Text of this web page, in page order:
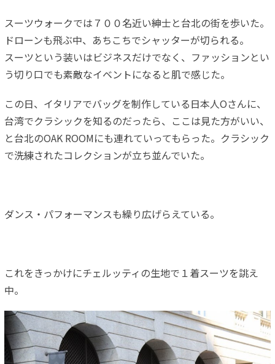
スーツウォークでは７００名近い紳士と台北の街を歩いた。
ドローンも飛ぶ中、あちこちでシャッターが切られる。
スーツという装いはビジネスだけでなく、ファッションとい
う切り口でも素敵なイベントになると肌で感じた。
この日、イタリアでバッグを制作している日本人Oさんに、
台湾でクラシックを知るのだったら、ここは見た方がいい、
と台北のOAK ROOMにも連れていってもらった。クラシック
で洗練されたコレクションが立ち並んでいた。
ダンス・パフォーマンスも繰り広げらえている。
これをきっかけにチェルッティの生地で１着スーツを誂え
中。